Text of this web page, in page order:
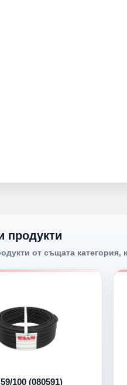
продукти
от същата
100 (080591)